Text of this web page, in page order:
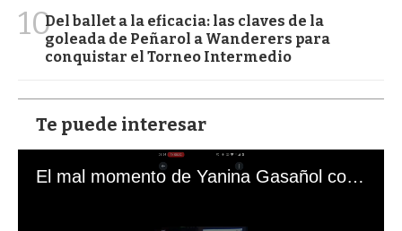
10Del ballet a la eficacia: las claves de la
goleada de Peñarol a Wanderers para
conquistar el Torneo Intermedio
Te puede interesar
El mal momento de Yanina Gasañol con un hincha argentino en "Subrayado"